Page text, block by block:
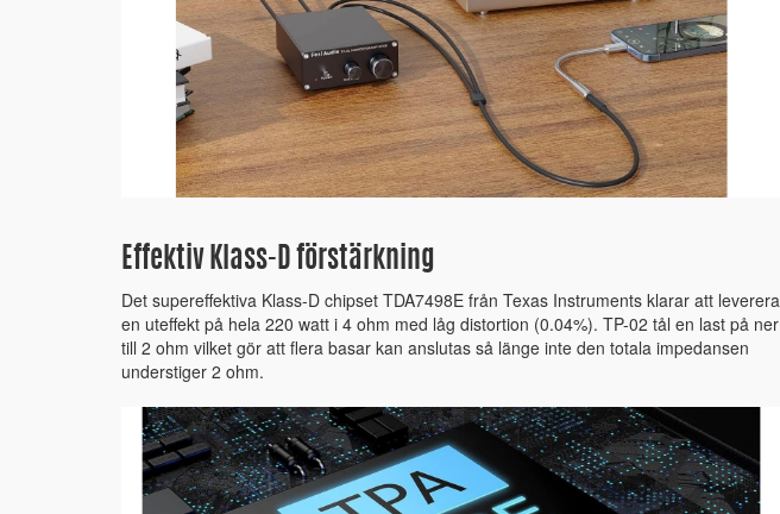
Effektiv Klass-D förstärkning
Det supereffektiva Klass-D chipset TDA7498E från Texas Instruments klarar att leverera
en uteffekt på hela 220 watt i 4 ohm med låg distortion (0.04%). TP-02 tål en last på ner
till 2 ohm vilket gör att flera basar kan anslutas så länge inte den totala impedansen
understiger 2 ohm.